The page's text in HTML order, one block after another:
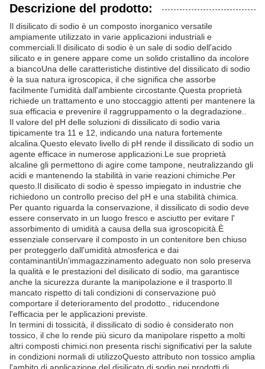
Descrizione del prodotto:
Il disilicato di sodio è un composto inorganico versatile
ampiamente utilizzato in varie applicazioni industriali e
commerciali.Il disilicato di sodio è un sale di sodio dell'acido
silicato e in genere appare come un solido cristallino da incolore
a biancoUna delle caratteristiche distintive del dissilicato di sodio
è la sua natura igroscopica, il che significa che assorbe
facilmente l'umidità dall'ambiente circostante.Questa proprietà
richiede un trattamento e uno stoccaggio attenti per mantenere la
sua efficacia e prevenire il raggruppamento o la degradazione..
Il valore del pH delle soluzioni di dissilicato di sodio varia
tipicamente tra 11 e 12, indicando una natura fortemente
alcalina.Questo elevato livello di pH rende il dissilicato di sodio un
agente efficace in numerose applicazioni.Le sue proprietà
alcaline gli permettono di agire come tampone, neutralizzando gli
acidi e mantenendo la stabilità in varie reazioni chimiche.Per
questo.Il disilicato di sodio è spesso impiegato in industrie che
richiedono un controllo preciso del pH e una stabilità chimica.
Per quanto riguarda la conservazione, il dissilicato di sodio deve
essere conservato in un luogo fresco e asciutto per evitare l'
assorbimento di umidità a causa della sua igroscopicità.È
essenziale conservare il composto in un contenitore ben chiuso
per proteggerlo dall'umidità atmosferica e dai
contaminantiUn'immagazzinamento adeguato non solo preserva
la qualità e le prestazioni del disilicato di sodio, ma garantisce
anche la sicurezza durante la manipolazione e il trasporto.Il
mancato rispetto di tali condizioni di conservazione può
comportare il deterioramento del prodotto., riducendone
l'efficacia per le applicazioni previste.
In termini di tossicità, il dissilicato di sodio è considerato non
tossico, il che lo rende più sicuro da manipolare rispetto a molti
altri composti chimici.non presenta rischi significativi per la salute
in condizioni normali di utilizzoQuesto attributo non tossico amplia